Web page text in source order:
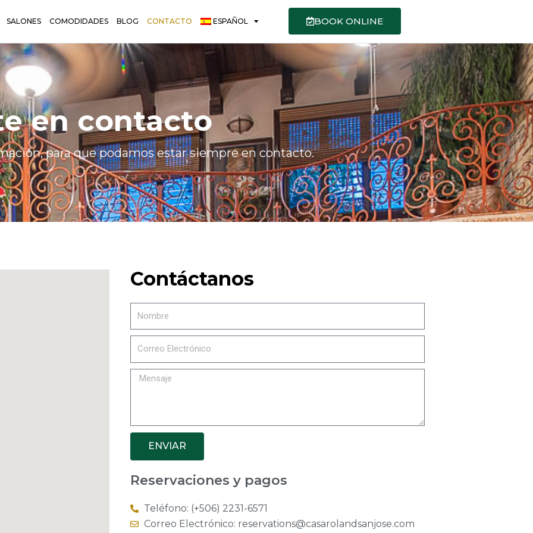
SALONES COMODIDADES BLOG CONTACTO ESPAÑOL BOOK ONLINE
en contacto
para que podamos estar siempre en contacto.
Contáctanos
ENVIAR
Reservaciones y pagos
Teléfono: (+506) 2231-6571
Correo Electrónico: reservations@casarolandsanjose.com